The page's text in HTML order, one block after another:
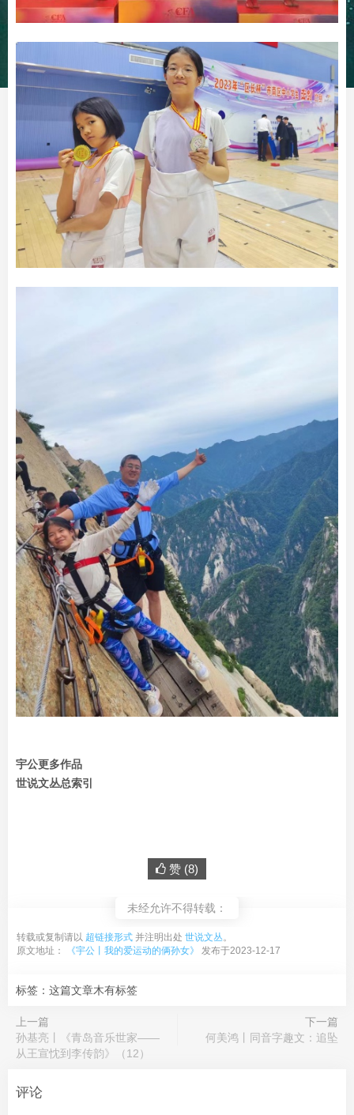
宇公更多作品
世说文丛总索引
赞 (8)
未经允许不得转载：
转载或复制请以 超链接形式 并注明出处 世说文丛。
原文地址：
《宇公丨我的爱运动的俩孙女》 发布于2023-12-17
标签：这篇文章木有标签
上一篇
孙基亮丨《青岛音乐世家——
从王宣忱到李传韵》（12）
下一篇
何美鸿丨同音字趣文：追坠
评论